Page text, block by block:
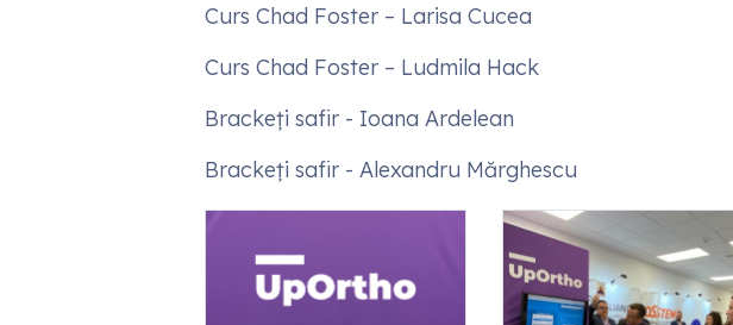
Curs Chad Foster – Larisa Cucea
Curs Chad Foster – Ludmila Hack
Brackeți safir - Ioana Ardelean
Brackeți safir - Alexandru Mărghescu